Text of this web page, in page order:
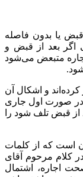
یا بدون فاصله
اگر بعد از قبض و
متبعض می‌شود
و اشکال آن
در صورت اول جاری
قبض تلف شود را
است که از کلمات
کلام مرحوم آقای
اجاره، اشتمال